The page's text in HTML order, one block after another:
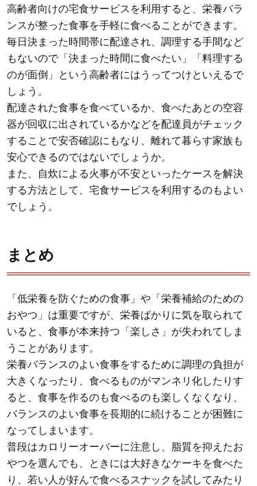
高齢者向けの宅食サービスを利用すると、栄養バラ
ンスが整った食事を手軽に食べることができます。
毎日決まった時間帯に配達され、調理する手間など
もないので「決まった時間に食べたい」「料理する
のが面倒」という高齢者にはうってつけといえるで
しょう。
配達された食事を食べているか、食べたあとの空容
器が回収に出されているかなどを配達員がチェック
することで安否確認にもなり、離れて暮らす家族も
安心できるのではないでしょうか。
また、自炊による火事が不安といったケースを解決
する方法として、宅食サービスを利用するのもよい
でしょう。
まとめ
「低栄養を防ぐための食事」や「栄養補給のための
おやつ」は重要ですが、栄養ばかりに気を取られて
いると、食事が本来持つ「楽しさ」が失われてしま
うことがあります。
栄養バランスのよい食事をするために調理の負担が
大きくなったり、食べるものがマンネリ化したりす
ると、食事を作るのも食べるのも楽しくなくなり、
バランスのよい食事を長期的に続けることが困難に
なってしまいます。
普段はカロリーオーバーに注意し、脂質を抑えたお
やつを選んでも、ときには大好きなケーキを食べた
り、若い人が好んで食べるスナックを試してみたり